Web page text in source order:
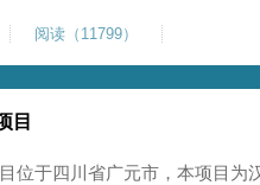
日组织设备人员进场，设备型
按照设计严格施工。
阅读（11799）
目
位于四川省广元市，本项目为